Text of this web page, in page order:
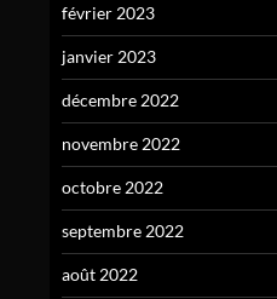
février 2023
janvier 2023
décembre 2022
novembre 2022
octobre 2022
septembre 2022
août 2022